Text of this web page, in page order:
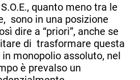
quanto meno tra le
sono in una posizione
dire a “priori”, anche se
di trasformare questa
monopolio assoluto, nel
è prevalso un